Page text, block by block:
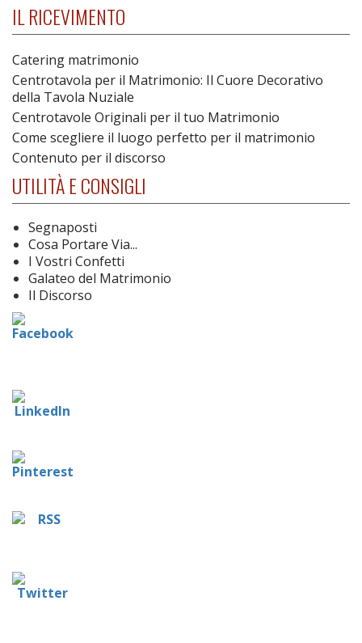
IL RICEVIMENTO
Catering matrimonio
Centrotavola per il Matrimonio: Il Cuore Decorativo
della Tavola Nuziale
Centrotavole Originali per il tuo Matrimonio
Come scegliere il luogo perfetto per il matrimonio
Contenuto per il discorso
UTILITÀ E CONSIGLI
Segnaposti
Cosa Portare Via...
I Vostri Confetti
Galateo del Matrimonio
Il Discorso